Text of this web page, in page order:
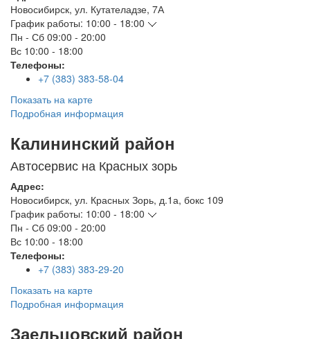
Новосибирск, ул. Кутателадзе, 7А
График работы: 10:00 - 18:00
Пн - Сб 09:00 - 20:00
Вс 10:00 - 18:00
Телефоны:
+7 (383) 383-58-04
Показать на карте
Подробная информация
Калининский район
Автосервис на Красных зорь
Адрес:
Новосибирск, ул. Красных Зорь, д.1а, бокс 109
График работы: 10:00 - 18:00
Пн - Сб 09:00 - 20:00
Вс 10:00 - 18:00
Телефоны:
+7 (383) 383-29-20
Показать на карте
Подробная информация
Заельцовский район